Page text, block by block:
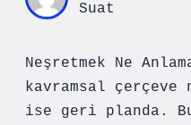
Suat
Neşretmek Ne
kavramsal
ise geri planda.